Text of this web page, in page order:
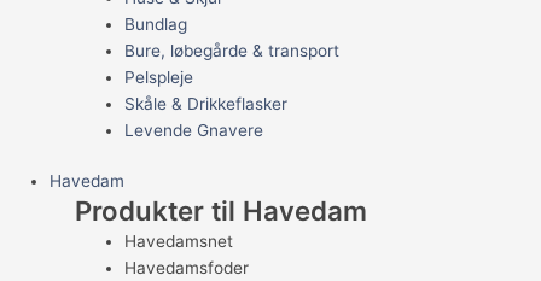
Bundlag
Bure, løbegårde & transport
Pelspleje
Skåle & Drikkeflasker
Levende Gnavere
Havedam
Produkter til Havedam
Havedamsnet
Havedamsfoder